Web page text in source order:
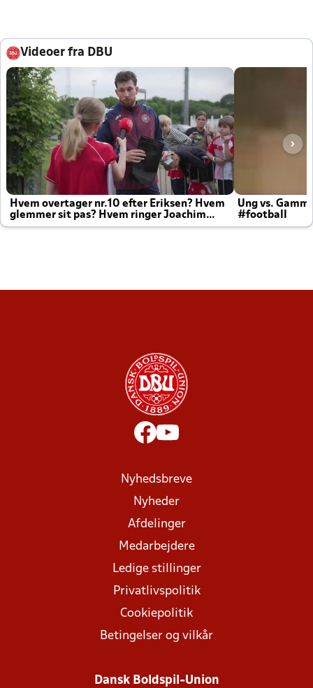
Videoer fra DBU
Hvem overtager nr.10 efter Eriksen? Hvem
glemmer sit pas? Hvem ringer Joachim
altid til efter kampe?
Ung vs.
#football
Nyhedsbreve
Nyheder
Afdelinger
Medarbejdere
Ledige stillinger
Privatlivspolitik
Cookiepolitik
Betingelser og vilkår
Dansk Boldspil-Union